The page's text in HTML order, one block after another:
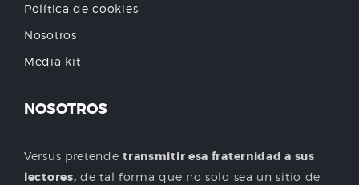
Política de cookies
Nosotros
Media kit
NOSOTROS
Versus pretendetransmitir esa fraternidad a sus
lectores, de tal forma que no solo sea un sitio de